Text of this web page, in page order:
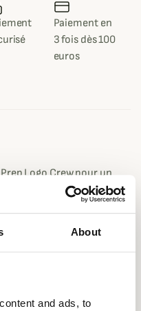
About
and ads, to
Paiement en
3 fois dès 100
euros
Logo Crew pour un
et de polyester, ce
et agréable à porter au
un public jeune ou
Barbour brodé en